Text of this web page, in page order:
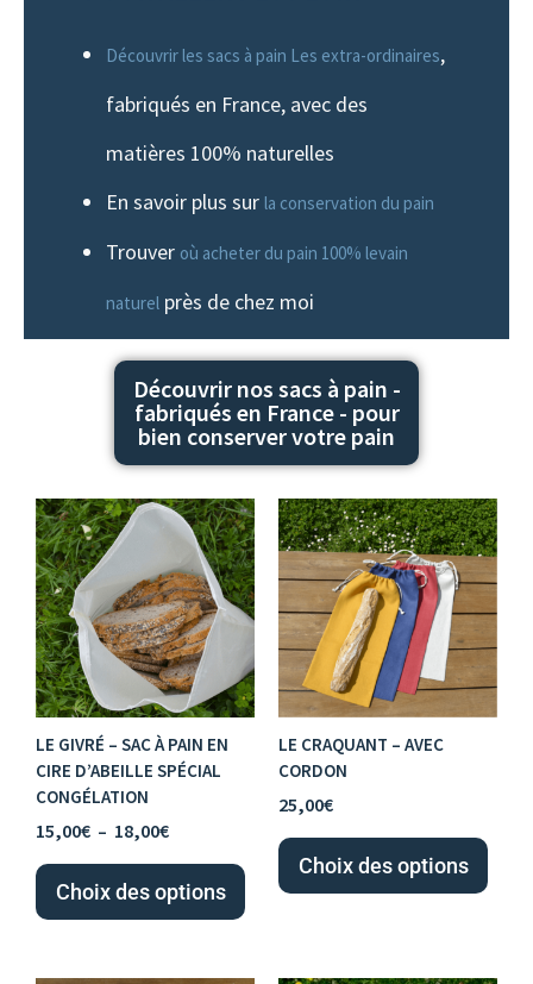
Découvrir les sacs à pain Les extra-ordinaires,
fabriqués en France, avec des
matières 100% naturelles
En savoir plus sur la conservation du pain
Trouver où acheter du pain 100% levain
naturelprès de chez moi
Découvrir nos sacs à pain -
fabriqués en France - pour
bien conserver votre pain
LE GIVRÉ – SAC À PAIN EN
CIRE D’ABEILLE SPÉCIAL
CONGÉLATION
15,00€ – 18,00€
Plage
de
prix :
15,00€
à
18,00€
Choix des options
Ce
produit
a
plusieurs
variations.
Les
options
choisies
sur
LE CRAQUANT – AVEC
CORDON
25,00€
Choix des options
Ce
a
Les